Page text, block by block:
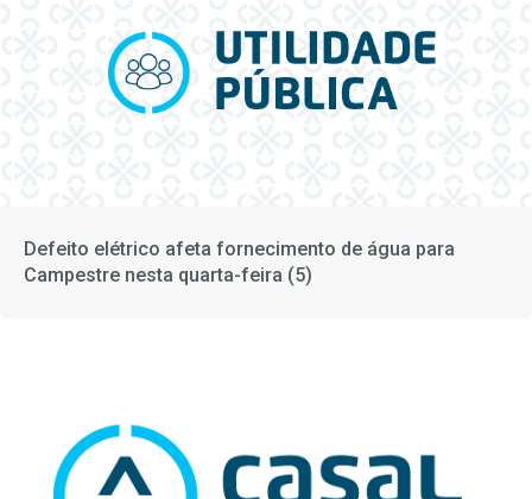
Defeito elétrico afeta fornecimento de água para
Campestre nesta quarta-feira (5)